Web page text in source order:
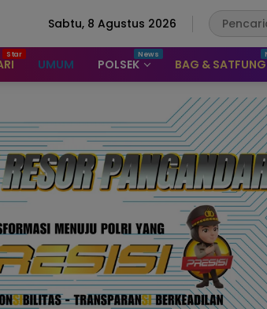
Sabtu, 8 Agustus 2026
UMUM POLSEK BAG & SATFUNG